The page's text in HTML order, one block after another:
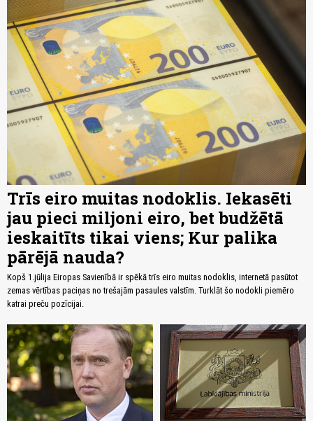
Trīs eiro muitas nodoklis. Iekasēti
jau pieci miljoni eiro, bet budžētā
ieskaitīts tikai viens; Kur palika
pārējā nauda?
Kopš 1.jūlija Eiropas Savienībā ir spēkā trīs eiro muitas nodoklis, internetā pasūtot
zemas vērtības paciņas no trešajām pasaules valstīm. Turklāt šo nodokli piemēro
katrai preču pozīcijai.